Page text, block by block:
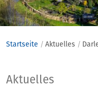
Startseite Aktuelles
Aktuelles
Aktuelles